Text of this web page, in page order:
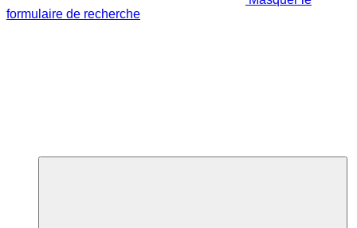
formulaire de recherche